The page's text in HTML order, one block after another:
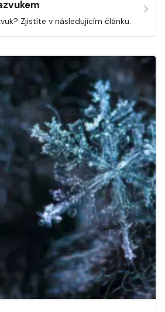
Zjistíte v následujícím článku.